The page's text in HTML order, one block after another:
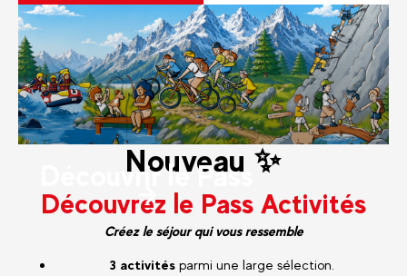
Nouveau ✨
Découvrez le Pass Activités
Créez le séjour qui vous ressemble
3 activitésparmi une large sélection.
Découvrir le Pass